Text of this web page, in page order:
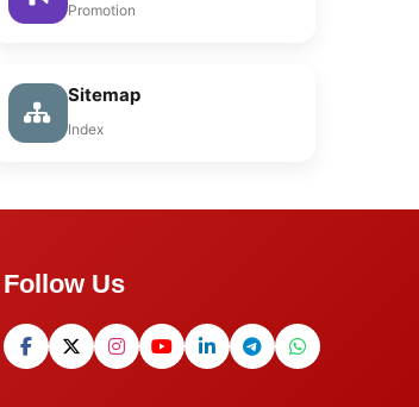
Promotion
Sitemap
Index
Follow Us